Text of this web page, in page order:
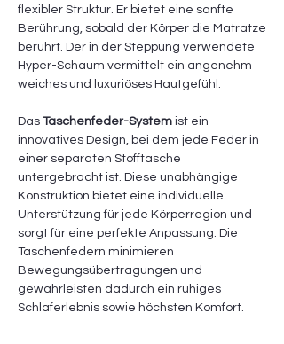
flexibler Struktur. Er bietet eine sanfte
Berührung, sobald der Körper die Matratze
berührt. Der in der Steppung verwendete
Hyper-Schaum vermittelt ein angenehm
weiches und luxuriöses Hautgefühl.
Das Taschenfeder-System ist ein
innovatives Design, bei dem jede Feder in
einer separaten Stofftasche
untergebracht ist. Diese unabhängige
Konstruktion bietet eine individuelle
Unterstützung für jede Körperregion und
sorgt für eine perfekte Anpassung. Die
Taschenfedern minimieren
Bewegungsübertragungen und
gewährleisten dadurch ein ruhiges
Schlaferlebnis sowie höchsten Komfort.